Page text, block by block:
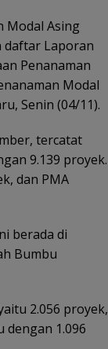
Modal Asing
daftar Laporan
Penanaman
Modal
Senin (04/11).
tercatat
9.139 proyek.
dan PMA
berada di
Bumbu
2.056 proyek,
dengan 1.096